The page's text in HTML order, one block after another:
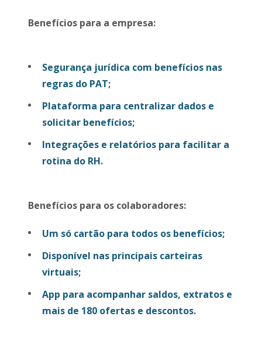
Benefícios para a empresa:
Segurança jurídica com benefícios nas
regras do PAT;
Plataforma para centralizar dados e
solicitar benefícios;
Integrações e relatórios para facilitar a
rotina do RH.
Benefícios para os colaboradores:
Um só cartão para todos os benefícios;
Disponível nas principais carteiras
virtuais;
App para acompanhar saldos, extratos e
mais de 180 ofertas e descontos.